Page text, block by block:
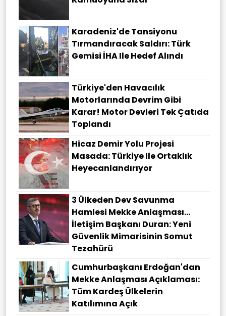
Karadeniz'de Tansiyonu
Tırmandıracak Saldırı: Türk
Gemisi İHA Ile Hedef Alındı
Türkiye'den Havacılık
Motorlarında Devrim Gibi
Karar! Motor Devleri Tek Çatıda
Toplandı
Hicaz Demir Yolu Projesi
Masada: Türkiye Ile Ortaklık
Heyecanlandırıyor
3 Ülkeden Dev Savunma
Hamlesi Mekke Anlaşması…
İletişim Başkanı Duran: Yeni
Güvenlik Mimarisinin Somut
Tezahürü
Cumhurbaşkanı Erdoğan'dan
Mekke Anlaşması Açıklaması:
Tüm Kardeş Ülkelerin
Katılımına Açık